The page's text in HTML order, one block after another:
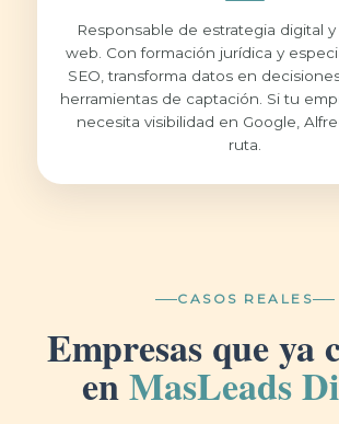
Responsable de estrategia digital
web. Con formación jurídica y
SEO, transforma datos en
herramientas de captación. Si tu
necesita visibilidad en Google,
ruta.
CASOS REALES
Empresas que ya
enMasLeads